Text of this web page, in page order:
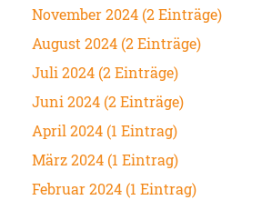
November 2024 (2 Einträge)
August 2024 (2 Einträge)
Juli 2024 (2 Einträge)
Juni 2024 (2 Einträge)
April 2024 (1 Eintrag)
März 2024 (1 Eintrag)
Februar 2024 (1 Eintrag)